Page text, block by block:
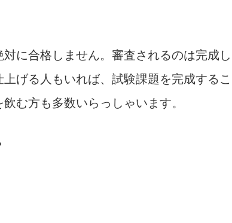
に合格しません。審査されるのは完成し
げる人もいれば、試験課題を完成するこ
む方も多数いらっしゃいます。